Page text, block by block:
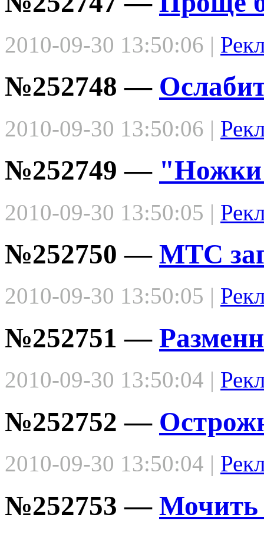
2010-09-30 13:50:06 |
№252748 —
2010-09-30 13:50:06 |
№252749 —
2010-09-30 13:50:05 |
№252750 — МТС
2010-09-30 13:50:05 |
№252751 —
2010-09-30 13:50:04 |
№252752 —
2010-09-30 13:50:04 |
№252753 — Мочить